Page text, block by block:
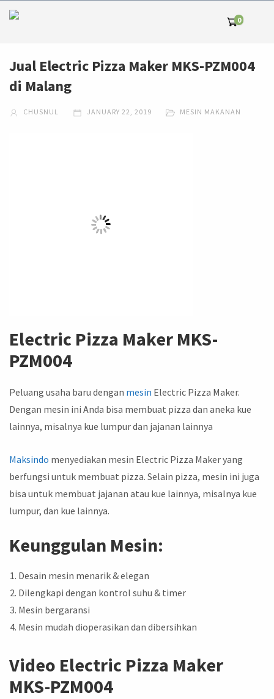
0
Jual Electric Pizza Maker MKS-PZM004
di Malang
CHUSNUL JANUARY 22, 2019 MESIN MAKANAN
Electric Pizza Maker MKS-
PZM004
Peluang usaha baru dengan mesin Electric Pizza Maker.
Dengan mesin ini Anda bisa membuat pizza dan aneka kue
lainnya, misalnya kue lumpur dan jajanan lainnya
Maksindo menyediakan mesin Electric Pizza Maker yang
berfungsi untuk membuat pizza. Selain pizza, mesin ini juga
bisa untuk membuat jajanan atau kue lainnya, misalnya kue
lumpur, dan kue lainnya.
Keunggulan Mesin:
Desain mesin menarik & elegan
Dilengkapi dengan kontrol suhu & timer
Mesin bergaransi
Mesin mudah dioperasikan dan dibersihkan
Video Electric Pizza Maker
MKS-PZM004